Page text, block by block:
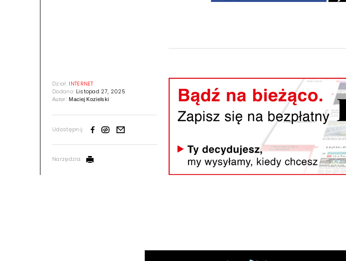
Dział: INTERNET
Dodano: Listopad 27, 2025
Autor:Maciej Kozielski
Udostępnij:
Narzędzia: